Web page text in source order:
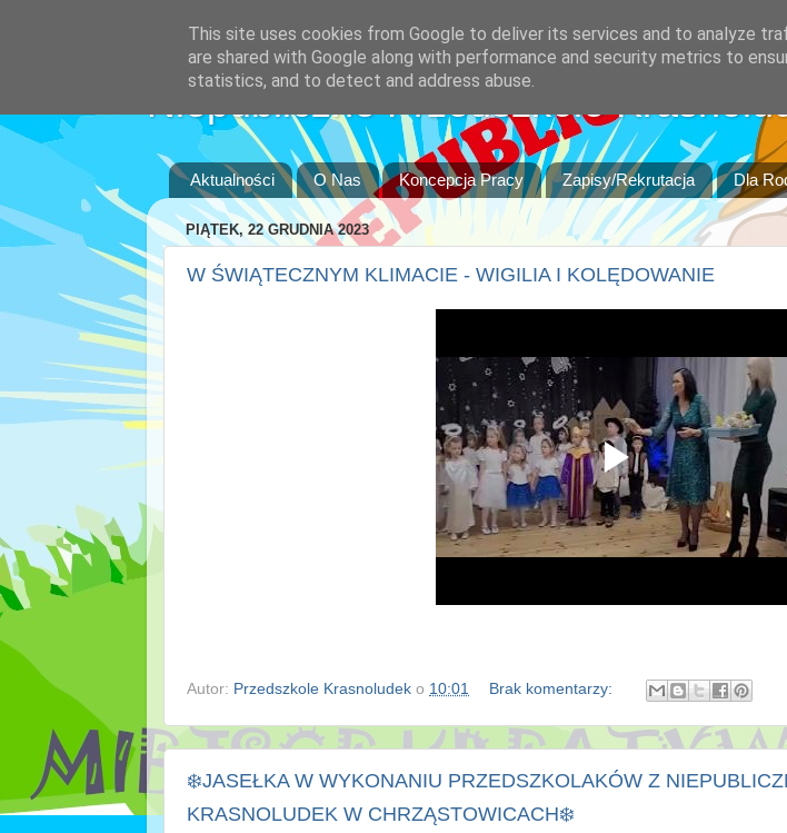
Niepubliczne Przedszkole
Aktualności O Nas Koncepcja Pracy Zapisy/Rekrutacja Dla
PIĄTEK, 22 GRUDNIA 2023
W ŚWIĄTECZNYM KLIMACIE - WIGILIA I KOLĘDOWANIE
Autor: Przedszkole Krasnoludek o 10:01 Brak komentarzy:
❄️JASEŁKA W WYKONANIU PRZEDSZKOLAKÓW Z
KRASNOLUDEK W CHRZĄSTOWICACH❄️
This site uses cookies from Google to deliver its services and to analyze
are shared with Google along with performance and security metrics to
statistics, and to detect and address abuse.